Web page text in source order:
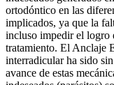
ortodóntico en las
implicados, ya que la
incluso impedir el logro
tratamiento. El Anclaje
interradicular ha sido
avance de estas